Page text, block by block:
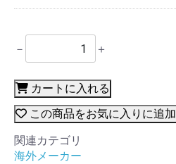
－ ＋
カートに入れる
この商品をお気に入りに追加
関連カテゴリ
海外メーカー